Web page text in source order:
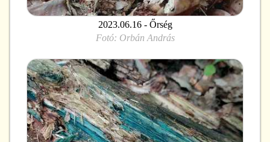
2023.06.16 - Őrség
Fotó: Orbán András